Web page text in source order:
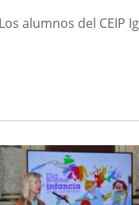
alumnos del